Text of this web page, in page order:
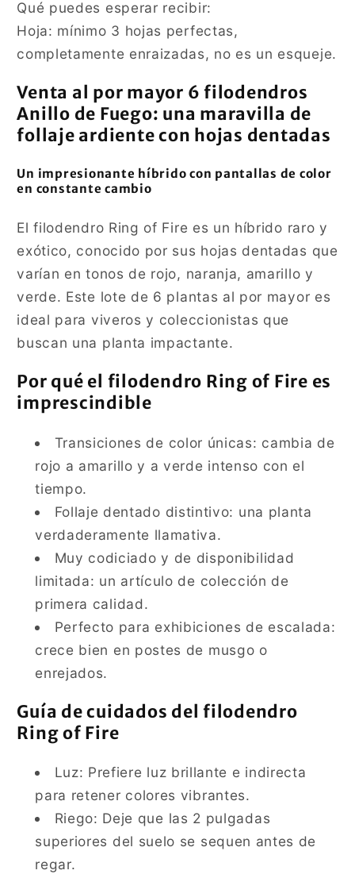
Qué puedes esperar recibir:
Hoja: mínimo 3 hojas perfectas,
completamente enraizadas, no es un esqueje.
Venta al por mayor 6 filodendros
Anillo de Fuego: una maravilla de
follaje ardiente con hojas dentadas
Un impresionante híbrido con pantallas de color
en constante cambio
El filodendro Ring of Fire es un híbrido raro y
exótico, conocido por sus hojas dentadas que
varían en tonos de rojo, naranja, amarillo y
verde. Este lote de 6 plantas al por mayor es
ideal para viveros y coleccionistas que
buscan una planta impactante.
Por qué el filodendro Ring of Fire es
imprescindible
Transiciones de color únicas: cambia de
rojo a amarillo y a verde intenso con el
tiempo.
Follaje dentado distintivo: una planta
verdaderamente llamativa.
Muy codiciado y de disponibilidad
limitada: un artículo de colección de
primera calidad.
Perfecto para exhibiciones de escalada:
crece bien en postes de musgo o
enrejados.
Guía de cuidados del filodendro
Ring of Fire
Luz: Prefiere luz brillante e indirecta
para retener colores vibrantes.
Riego: Deje que las 2 pulgadas
superiores del suelo se sequen antes de
regar.